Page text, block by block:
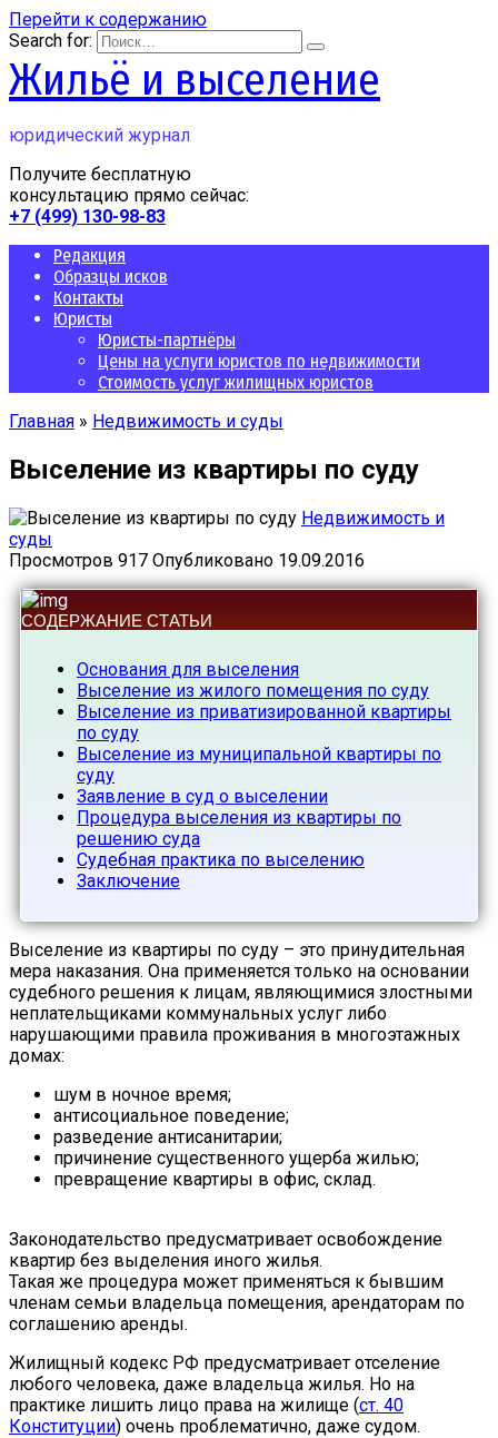
Перейти к содержанию
Search for:
Жильё и выселение
юридический журнал
Получите бесплатную
консультацию прямо сейчас:
+7 (499) 130-98-83
Редакция
Образцы исков
Контакты
Юристы
Юристы-партнёры
Цены на услуги юристов по недвижимости
Стоимость услуг жилищных юристов
Главная » Недвижимость и суды
Выселение из квартиры по суду
Недвижимость и
суды
Просмотров 917 Опубликовано 19.09.2016
СОДЕРЖАНИЕ СТАТЬИ
Основания для выселения
Выселение из жилого помещения по суду
Выселение из приватизированной квартиры
по суду
Выселение из муниципальной квартиры по
суду
Заявление в суд о выселении
Процедура выселения из квартиры по
решению суда
Судебная практика по выселению
Заключение
Выселение из квартиры по суду – это принудительная
мера наказания. Она применяется только на основании
судебного решения к лицам, являющимися злостными
неплательщиками коммунальных услуг либо
нарушающими правила проживания в многоэтажных
домах:
шум в ночное время;
антисоциальное поведение;
разведение антисанитарии;
причинение существенного ущерба жилью;
превращение квартиры в офис, склад.
Законодательство предусматривает освобождение
квартир без выделения иного жилья.
Такая же процедура может применяться к бывшим
членам семьи владельца помещения, арендаторам по
соглашению аренды.
Жилищный кодекс РФ предусматривает отселение
любого человека, даже владельца жилья. Но на
практике лишить лицо права на жилище (ст. 40
Конституции) очень проблематично, даже судом.